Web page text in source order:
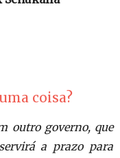
coisa?
outro governo, que
a prazo para